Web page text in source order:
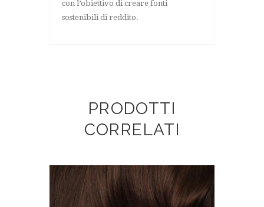
con l’obiettivo di creare fonti
sostenibili di reddito.
PRODOTTI
CORRELATI